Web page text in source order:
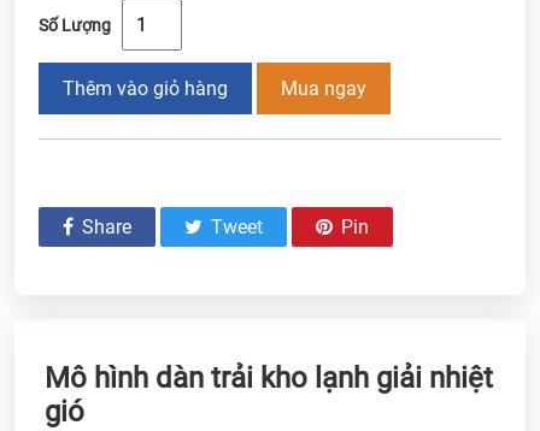
Số Lượng
Thêm vào giỏ hàng Mua ngay
Share Tweet Pin
Mô hình dàn trải kho lạnh giải nhiệt
gió